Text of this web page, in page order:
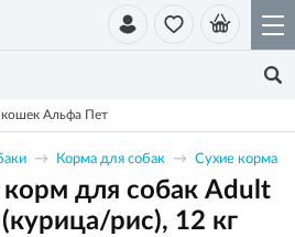
Альфа Пет
Корма для собак Сухие корма
корм для собак Adult
рис), 12 кг